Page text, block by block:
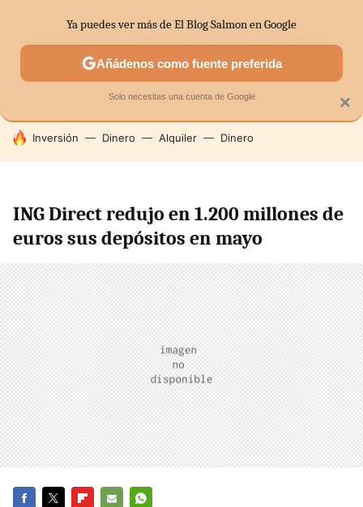
SECTORES ECONOMÍA DOMÉSTICA MERCADOS
HOY SE HABLA DE
Inversión Dinero Alquiler Dinero
ING Direct redujo en 1.200 millones de
euros sus depósitos en mayo
×
Ya puedes ver más de El Blog Salmon en Google
Añádenos como fuente preferida
Solo necesitas una cuenta de Google